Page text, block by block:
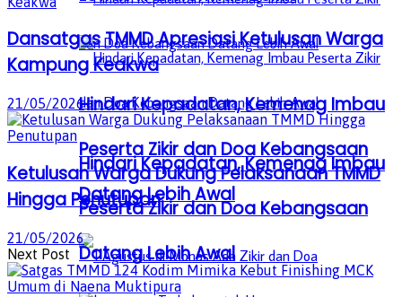
Hindari Kepadatan, Kemenag Imbau
Peserta Zikir dan Doa Kebangsaan
Datang Lebih Awal
Hindari Kepadatan, Kemenag Imbau
Peserta Zikir dan Doa Kebangsaan
Datang Lebih Awal
Dansatgas TMMD Apresiasi Ketulusan Warga
Kampung Keakwa
21/05/2026
Ketulusan Warga Dukung Pelaksanaan TMMD
Hingga Penutupan
21/05/2026
Next Post